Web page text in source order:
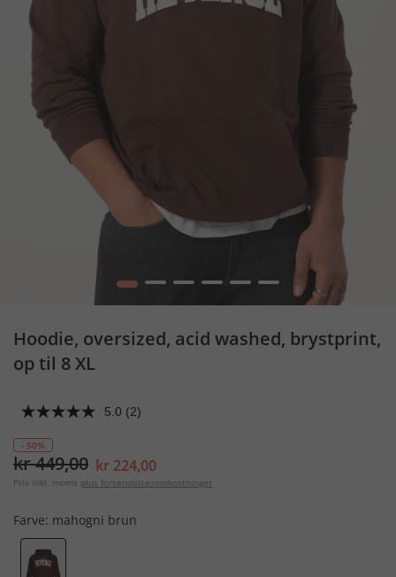
1 2 3 4 5 6
Hoodie, oversized, acid washed, brystprint,
op til 8 XL
5.0 (2)
- 50%
kr 449,00 kr 224,00
Pris inkl. moms plus forsendelsesomkostninger
Farve: mahogni brun